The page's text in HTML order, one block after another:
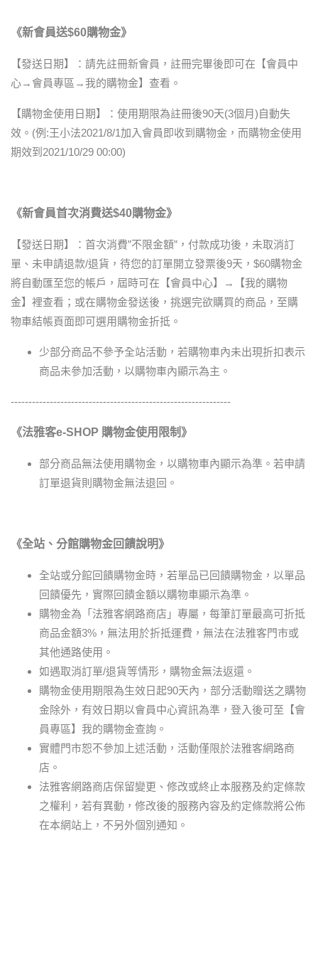
《新會員送$60購物金》
【發送日期】：請先註冊新會員，註冊完畢後即可在【會員中
心→會員專區→我的購物金】查看。
【購物金使用日期】：使用期限為註冊後90天(3個月)自動失
效。(例:王小法2021/8/1加入會員即收到購物金，而購物金使用
期效到2021/10/29 00:00)
《新會員首次消費送$40購物金》
【發送日期】：首次消費”不限金額”，付款成功後，未取消訂
單、未申請退款/退貨，待您的訂單開立發票後9天，$60購物金
將自動匯至您的帳戶，屆時可在【會員中心】→【我的購物
金】裡查看；或在購物金發送後，挑選完欲購買的商品，至購
物車結帳頁面即可選用購物金折抵。
少部分商品不參予全站活動，若購物車內未出現折扣表示
商品未參加活動，以購物車內顯示為主。
--------------------------------------------------------------
《法雅客e-SHOP 購物金使用限制》
部分商品無法使用購物金，以購物車內顯示為準。若申請
訂單退貨則購物金無法退回。
《全站、分館購物金回饋說明》
全站或分館回饋購物金時，若單品已回饋購物金，以單品
回饋優先，實際回饋金額以購物車顯示為準。
購物金為「法雅客網路商店」專屬，每筆訂單最高可折抵
商品金額3%，無法用於折抵運費，無法在法雅客門市或
其他通路使用。
如遇取消訂單/退貨等情形，購物金無法返還。
購物金使用期限為生效日起90天內，部分活動贈送之購物
金除外，有效日期以會員中心資訊為準，登入後可至【會
員專區】我的購物金查詢。
實體門市恕不參加上述活動，活動僅限於法雅客網路商
店。
法雅客網路商店保留變更、修改或終止本服務及約定條款
之權利，若有異動，修改後的服務內容及約定條款將公佈
在本網站上，不另外個別通知。